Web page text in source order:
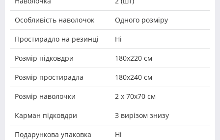
Особливість наволочок Одного розміру
Простирадло на резинці Ні
Розмір підковдри 180х220 см
Розмір простирадла 180x240 см
Розмір наволочки 2 х 70х70 см
Карман підковдри З вирізом знизу
Подарункова упаковка Ні